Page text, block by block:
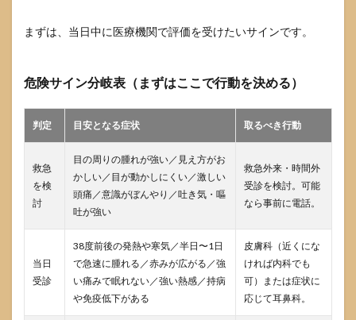
の痛
みや
は面
のか
まずは、当日中に医療機関で評価を受けたいサインです。
危険サイン分岐表（まずはここで行動を決める）
判定 目安となる症状 取るべき行動
救急
を検
討
目の周りの腫れが強い／見え方がお
かしい／目が動かしにくい／激しい
頭痛／意識がぼんやり／吐き気・嘔
吐が強い
救急外来・時間外
受診を検討。可能
なら事前に電話。
当日
受診
38度前後の発熱や寒気／半日〜1日
で急速に腫れる／赤みが広がる／強
い痛みで眠れない／強い熱感／持病
や免疫低下がある
皮膚科（近くにな
ければ内科でも
可）または症状に
応じて耳鼻科。